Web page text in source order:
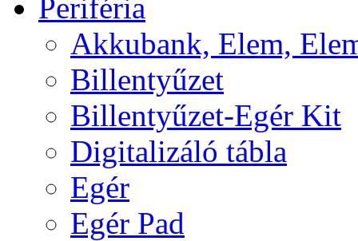
Periféria
Akkubank, Elem,
Billentyűzet
Billentyűzet-Egér Kit
Digitalizáló tábla
Egér
Egér Pad